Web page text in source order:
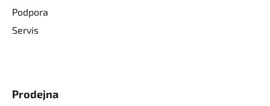
Podpora
Servis
Prodejna